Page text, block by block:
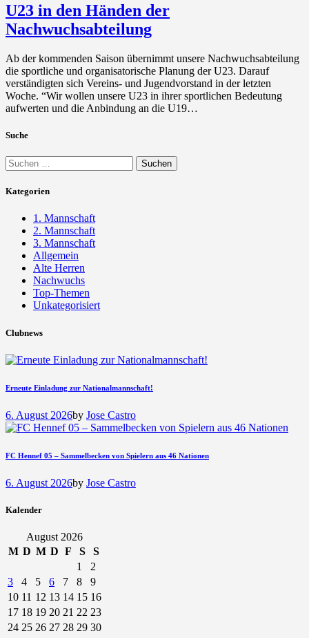
U23 in den Händen der
Nachwuchsabteilung
Ab der kommenden Saison übernimmt unsere Nachwuchsabteilung
die sportliche und organisatorische Planung der U23. Darauf
verständigten sich Vereins- und Jugendvorstand in der letzten
Woche. “Wir wollen unsere U23 in ihrer sportlichen Bedeutung
aufwerten und die Anbindung an die U19…
Suche
Suchen
nach:
Kategorien
1. Mannschaft
2. Mannschaft
3. Mannschaft
Allgemein
Alte Herren
Nachwuchs
Top-Themen
Unkategorisiert
Clubnews
Erneute Einladung zur Nationalmannschaft!
6. August 2026by Jose Castro
FC Hennef 05 – Sammelbecken von Spielern aus 46 Nationen
6. August 2026by Jose Castro
Kalender
August 2026
M D M D F S
S
1
2
3
4 5 6 7 8
9
10 11 12 13 14 15 16
17 18 19 20 21 22 23
24 25 26 27 28 29 30